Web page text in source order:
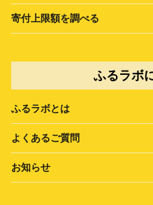
寄付上限額を調べる
ふるラボ
ふるラボとは
よくあるご質問
お知らせ